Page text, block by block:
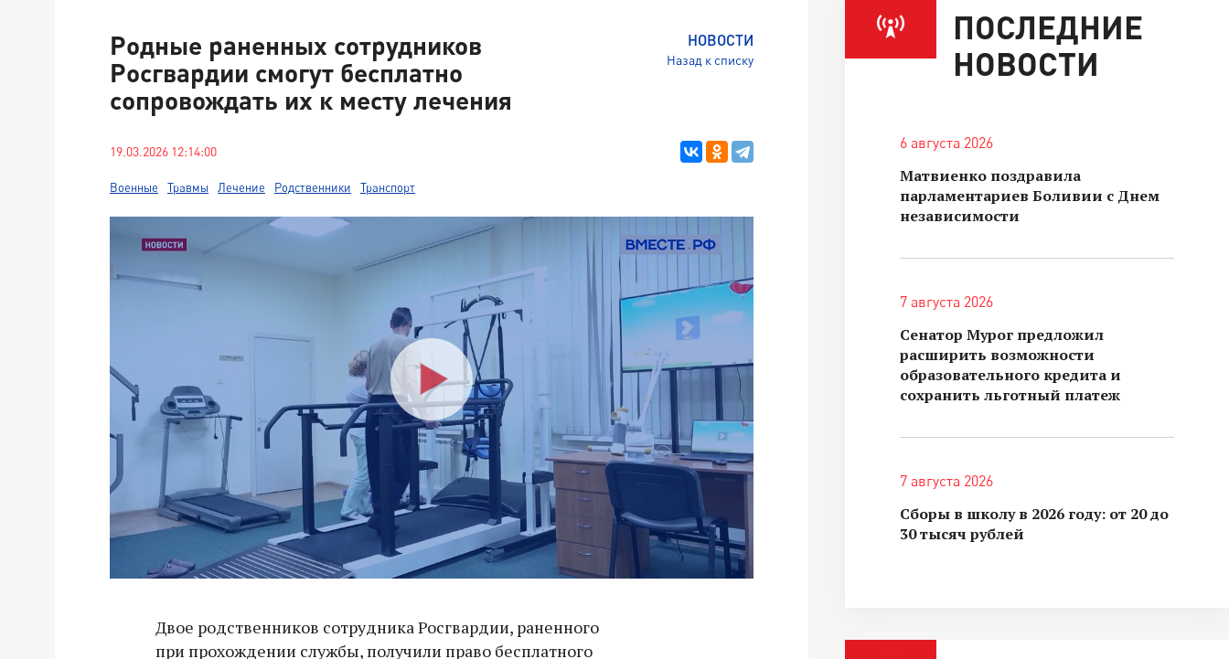
НОВОСТИ
Назад к списку
Родные раненных сотрудников
Росгвардии смогут бесплатно
сопровождать их к месту лечения
19.03.2026 12:14:00
Военные Травмы Лечение Родственники Транспорт
Двое родственников сотрудника Росгвардии, раненного
при прохождении службы, получили право бесплатного
ПОСЛЕДНИЕ
НОВОСТИ
6 августа 2026
Матвиенко поздравила
парламентариев Боливии с Днем
независимости
7 августа 2026
Сенатор Мурог предложил
расширить возможности
образовательного кредита и
сохранить льготный платеж
7 августа 2026
Сборы в школу в 2026 году: от 20 до
30 тысяч рублей